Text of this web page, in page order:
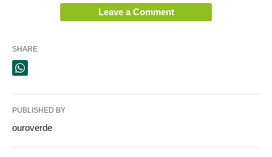
Leave a Comment
SHARE
PUBLISHED BY
ouroverde